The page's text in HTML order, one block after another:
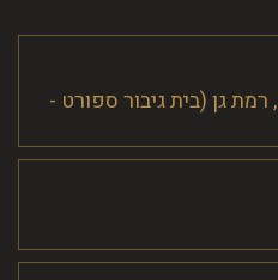
דרך מנחם בגין 7, רמת גן (בית גיבור ספורט -